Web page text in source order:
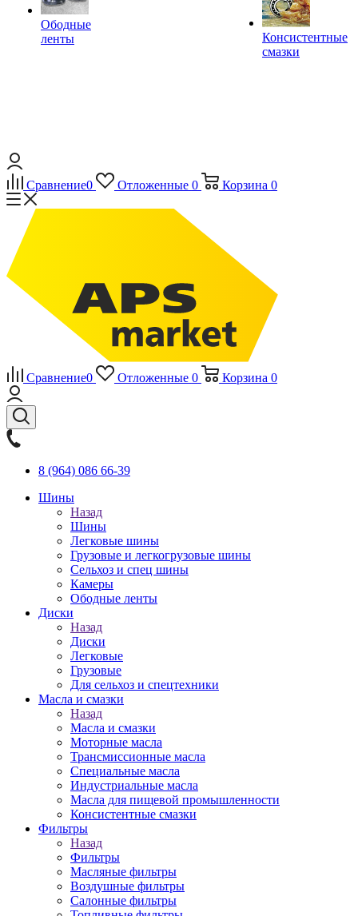
Ободные
ленты
Консистентные
смазки
Сравнение0 Отложенные 0 Корзина 0
Сравнение0 Отложенные 0 Корзина 0
8 (964) 086 66-39
Шины
Назад
Шины
Легковые шины
Грузовые и легкогрузовые шины
Сельхоз и спец шины
Камеры
Ободные ленты
Диски
Назад
Диски
Легковые
Грузовые
Для сельхоз и спецтехники
Масла и смазки
Назад
Масла и смазки
Моторные масла
Трансмиссионные масла
Специальные масла
Индустриальные масла
Масла для пищевой промышленности
Консистентные смазки
Фильтры
Назад
Фильтры
Масляные фильтры
Воздушные фильтры
Салонные фильтры